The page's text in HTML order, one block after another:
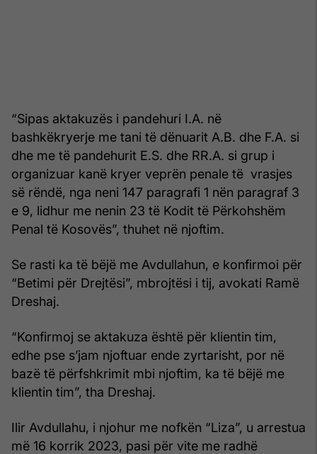
“Sipas aktakuzës i pandehuri I.A. në
bashkëkryerje me tani të dënuarit A.B. dhe F.A. si
dhe me të pandehurit E.S. dhe RR.A. si grup i
organizuar kanë kryer veprën penale të vrasjes
së rëndë, nga neni 147 paragrafi 1 nën paragraf 3
e 9, lidhur me nenin 23 të Kodit të Përkohshëm
Penal të Kosovës”, thuhet në njoftim.
Se rasti ka të bëjë me Avdullahun, e konfirmoi për
“Betimi për Drejtësi”, mbrojtësi i tij, avokati Ramë
Dreshaj.
“Konfirmoj se aktakuza është për klientin tim,
edhe pse s’jam njoftuar ende zyrtarisht, por në
bazë të përfshkrimit mbi njoftim, ka të bëjë me
klientin tim”, tha Dreshaj.
Ilir Avdullahu, i njohur me nofkën “Liza”, u arrestua
më 16 korrik 2023, pasi për vite me radhë